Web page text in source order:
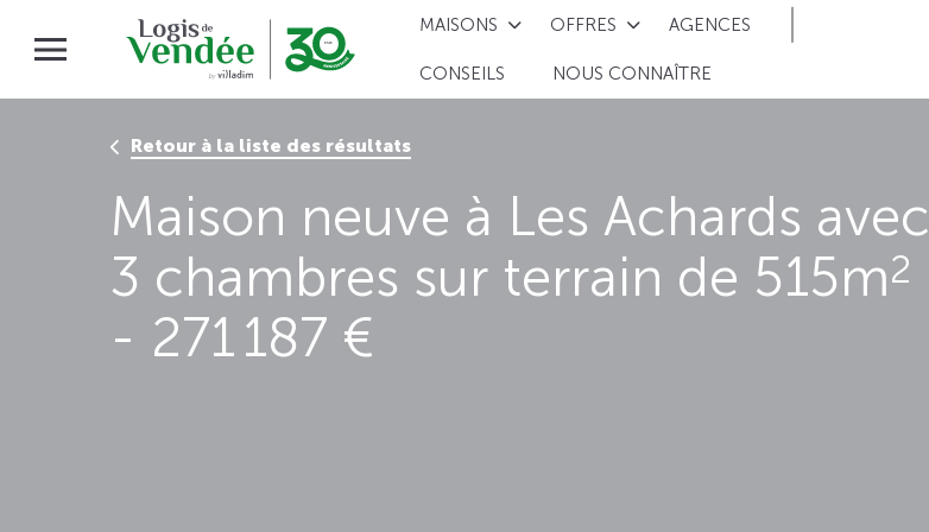
MAISONS OFFRES AGENCES
CONSEILS NOUS CONNAÎTRE
Retour à la liste des résultats
Maison neuve à Les Achards avec
3 chambres sur terrain de 515m2
- 271 187 €